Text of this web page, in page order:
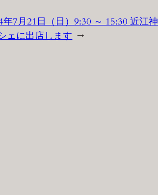
年7月21日（日）9:30 ～ 15:30 近江神
ェに出店します →